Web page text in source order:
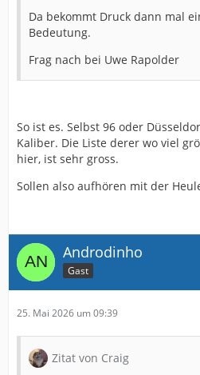
Da bekommt Druck dann mal
Bedeutung.
Frag nach bei Uwe Rapolder
So ist es. Selbst 96 oder
Kaliber. Die Liste derer wo viel
hier, ist sehr gross.
Sollen also aufhören mit der
Androdinho
Gast
25. Mai 2026 um 09:39
Zitat von Craig